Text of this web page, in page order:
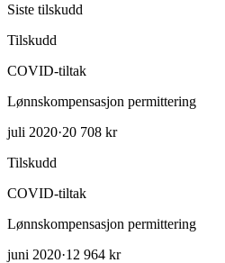
Siste tilskudd
Tilskudd
COVID-tiltak
Lønnskompensasjon permittering
juli 2020·20 708 kr
Tilskudd
COVID-tiltak
Lønnskompensasjon permittering
juni 2020·12 964 kr